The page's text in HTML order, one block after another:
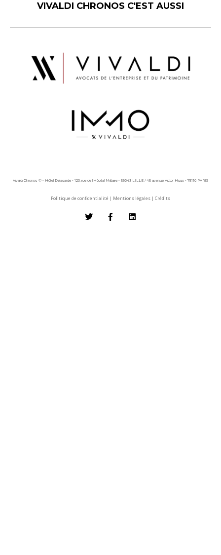
VIVALDI CHRONOS C'EST AUSSI
Vivaldi Chronos © - Hôtel Delagarde - 120, rue de l'Hôpital Militaire - 59043 LILLE / 45 avenue Victor Hugo - 75116 PARIS
Politique de confidentialité | Mentions légales | Crédits